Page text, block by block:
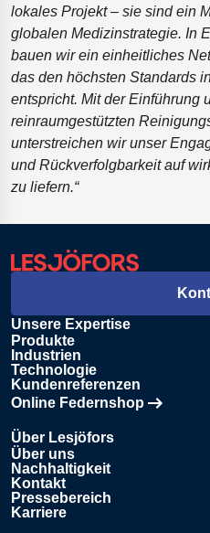
lokales Projekt – sie sind ein
globalen Medizinstrategie. In
bauen wir ein einheitliches
das den höchsten Standards
entspricht. Mit der Einführung
reinraumgestützten
unterstreichen wir unser
und Rückverfolgbarkeit auf
zu liefern.“
Unsere Expertise
Produkte
Industrien
Technologie
Kundenreferenzen
Online Federnshop
Öffnet in einem neuen Tab
Über Lesjöfors
Über uns
Nachhaltigkeit
Kontakt
Pressebereich
Karriere